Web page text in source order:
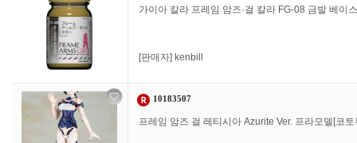
가이아 칼라 프레임 암즈·걸 칼라 FG-08 금발 베이
[판매자] kenbill
10183507
프레임 암즈 걸 레티시아 Azurite Ver. 프라모델[코